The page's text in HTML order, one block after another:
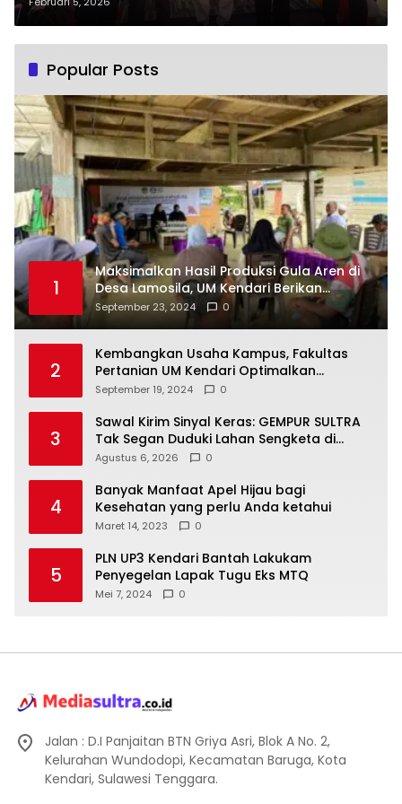
Popular Posts
1
Maksimalkan Hasil Produksi Gula Aren di
Desa Lamosila, UM Kendari Berikan
Bantuan Alat Produksi Modern
September 23, 2024 0
2
Kembangkan Usaha Kampus, Fakultas
Pertanian UM Kendari Optimalkan
Laboratorium Lapangan Agribisnis
September 19, 2024 0
3
Sawal Kirim Sinyal Keras: GEMPUR SULTRA
Tak Segan Duduki Lahan Sengketa di
Puuwatu
Agustus 6, 2026 0
4
Banyak Manfaat Apel Hijau bagi
Kesehatan yang perlu Anda ketahui
Maret 14, 2023 0
5
PLN UP3 Kendari Bantah Lakukam
Penyegelan Lapak Tugu Eks MTQ
Mei 7, 2024 0
Jalan : D.I Panjaitan BTN Griya Asri, Blok A No. 2,
Kelurahan Wundodopi, Kecamatan Baruga, Kota
Kendari, Sulawesi Tenggara.